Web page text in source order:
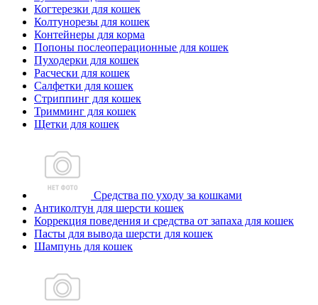
Когтерезки для кошек
Колтунорезы для кошек
Контейнеры для корма
Попоны послеоперационные для кошек
Пуходерки для кошек
Расчески для кошек
Салфетки для кошек
Стриппинг для кошек
Тримминг для кошек
Щетки для кошек
Средства по уходу за кошками
Антиколтун для шерсти кошек
Коррекция поведения и средства от запаха для кошек
Пасты для вывода шерсти для кошек
Шампунь для кошек